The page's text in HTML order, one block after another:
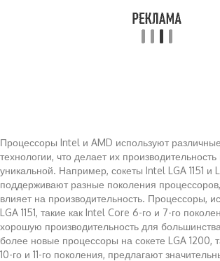
Процессоры Intel и AMD используют
технологии, что делает их
уникальной. Например, сокеты Intel LGA 1151 и
поддерживают разные поколения
влияет на производительность. Процессоры,
LGA 1151, такие как Intel Core 6-го и 7-го
хорошую производительность для
более новые процессоры на сокете LGA 1200,
10-го и 11-го поколения, предлагают